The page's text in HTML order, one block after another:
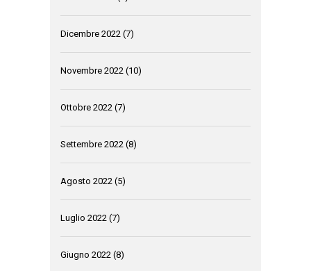
Dicembre 2022 (7)
Novembre 2022 (10)
Ottobre 2022 (7)
Settembre 2022 (8)
Agosto 2022 (5)
Luglio 2022 (7)
Giugno 2022 (8)